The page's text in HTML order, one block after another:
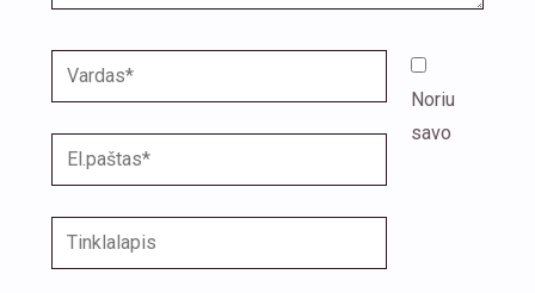
Vardas*
El.paštas*
Tinklalapis
Noriu
savo